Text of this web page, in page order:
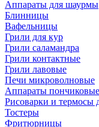
Аппараты для шаурмы
Блинницы
Вафельницы
Грили для кур
Грили саламандра
Грили контактные
Грили лавовые
Печи микроволновые
Аппараты пончиковые
Рисоварки и термосы
Тостеры
Фритюрницы